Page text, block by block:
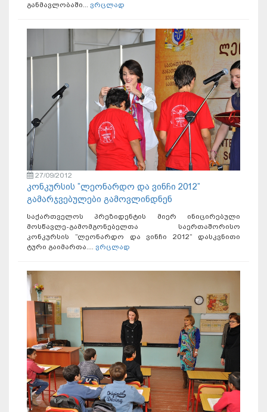
განმავლობაში... ვრცლად
27/09/2012
კონკურსის ”ლეონარდო და ვინჩი 2012”
გამარჯვებულები გამოვლინდნენ
საქართველოს პრეზიდენტის მიერ ინიცირებული
მოსწავლე-გამომგონებელთა საერთაშორისო
კონკურსის ”ლეონარდო და ვინჩი 2012” დასკვნითი
ტური გაიმართა.... ვრცლად